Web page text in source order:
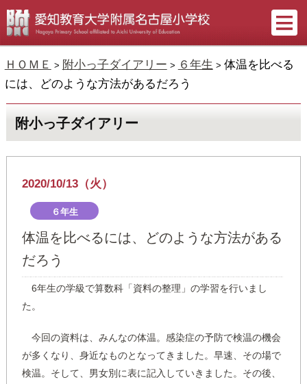
ＨＯＭＥ > 附小っ子ダイアリー > ６年生 > 体温を比べる
には、どのような方法があるだろう
附小っ子ダイアリー
2020/10/13（火）
６年生
体温を比べるには、どのような方法がある
だろう
6年生の学級で算数科「資料の整理」の学習を行いまし
た。
今回の資料は、みんなの体温。感染症の予防で検温の機会
が多くなり、身近なものとなってきました。早速、その場で
検温。そして、男女別に表に記入していきました。その後、